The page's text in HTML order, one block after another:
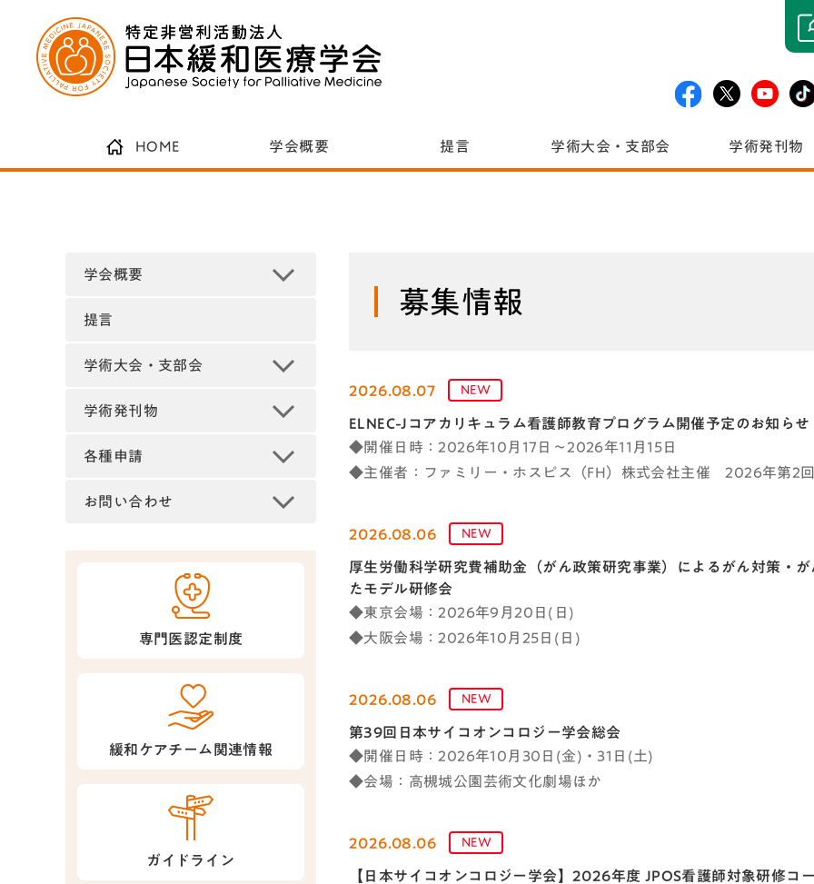
HOME 学会概要 提言 学術大会・支部会 学術発刊物
学会概要
提言
学術大会・支部会
学術発刊物
各種申請
お問い合わせ
専門医認定制度
緩和ケアチーム関連情報
ガイドライン
募集情報
2026.08.07 NEW
ELNEC-Jコアカリキュラム看護師教育プログラム開催予定のお知らせ
◆開催日時：2026年10月17日～2026年11月15日
◆主催者：ファミリー・ホスピス（FH）株式会社主催 2026年第2回
2026.08.06 NEW
厚生労働科学研究費補助金（がん政策研究事業）によるがん対策・
たモデル研修会
◆東京会場：2026年9月20日(日)
◆大阪会場：2026年10月25日(日)
2026.08.06 NEW
第39回日本サイコオンコロジー学会総会
◆開催日時：2026年10月30日(金)・31日(土)
◆会場：高槻城公園芸術文化劇場ほか
2026.08.06 NEW
【日本サイコオンコロジー学会】2026年度 JPOS看護師対象研修コ